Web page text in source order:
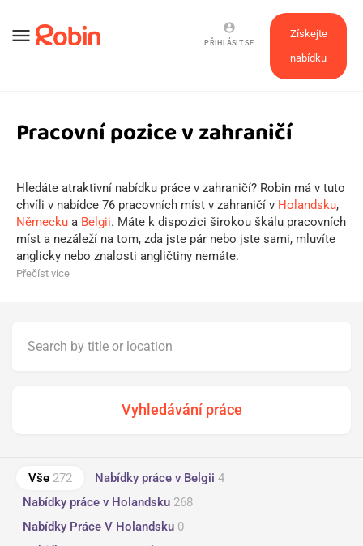
menu
Získejte
nabídku
account_circle
PŘIHLÁSIT SE
Pracovní pozice v zahraničí
Hledáte atraktivní nabídku práce v zahraničí? Robin má v tuto
chvíli v nabídce 76 pracovních míst v zahraničí v Holandsku,
Německu a Belgii. Máte k dispozici širokou škálu pracovních
míst a nezáleží na tom, zda jste pár nebo jste sami, mluvíte
anglicky nebo znalosti angličtiny nemáte.
Přečíst více
Vše 272 Nabídky práce v Belgii 4
Nabídky práce v Holandsku 268
Nabídky Práce V Holandsku 0